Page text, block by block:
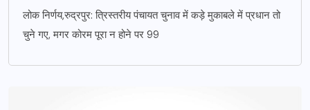
लोक निर्णय,रुद्रपुर: त्रिस्तरीय पंचायत चुनाव में कड़े मुकाबले में प्रधान तो
चुने गए, मगर कोरम पूरा न होने पर 99